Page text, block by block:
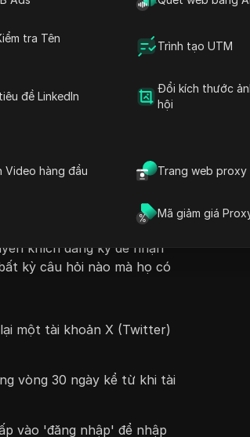
tra Tên
Trình tạo UTM
đề LinkedIn
Đổi kích thước
hội
Video hàng đầu Trang web proxy
Mã giảm giá
Đặt câu hỏi
Mở trong Claude
về cách kích hoạt lại tài
Nó nhấn mạnh tầm quan
bắt đầu bằng việc hướng
người dùng sẽ được nhắc
như thể chúng chưa
khích đăng ký để nhận
kỳ câu hỏi nào mà họ có
một tài khoản X (Twitter)
vòng 30 ngày kể từ khi tài
vào 'đăng nhập' để nhập